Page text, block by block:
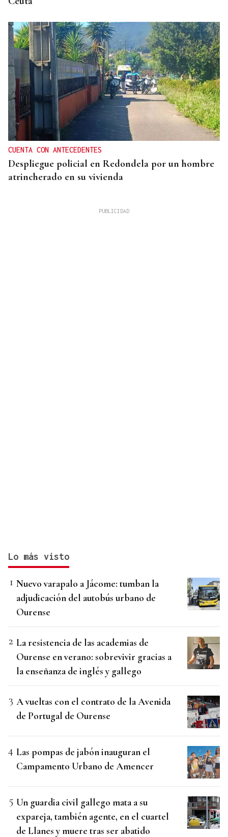
CUENTA CON ANTECEDENTES
Despliegue policial en Redondela por un hombre
atrincherado en su vivienda
Lo más visto
Nuevo varapalo a Jácome: tumban la
adjudicación del autobús urbano de
Ourense
La resistencia de las academias de
Ourense en verano: sobrevivir gracias a
la enseñanza de inglés y gallego
A vueltas con el contrato de la Avenida
de Portugal de Ourense
Las pompas de jabón inauguran el
Campamento Urbano de Amencer
Un guardia civil gallego mata a su
expareja, también agente, en el cuartel
de Llanes y muere tras ser abatido